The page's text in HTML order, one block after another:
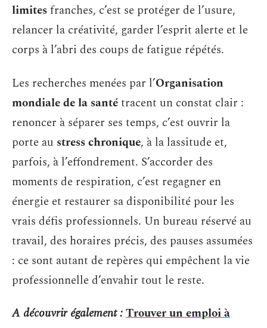
limitesfranches, c’est se protéger de l’usure,
relancer la créativité, garder l’esprit alerte et le
corps à l’abri des coups de fatigue répétés.
Les recherches menées par l’Organisation
mondiale de la santétracent un constat clair :
renoncer à séparer ses temps, c’est ouvrir la
porte au stress chronique, à la lassitude et,
parfois, à l’effondrement. S’accorder des
moments de respiration, c’est regagner en
énergie et restaurer sa disponibilité pour les
vrais défis professionnels. Un bureau réservé au
travail, des horaires précis, des pauses assumées
: ce sont autant de repères qui empêchent la vie
professionnelle d’envahir tout le reste.
A découvrir également :Trouver un emploi à